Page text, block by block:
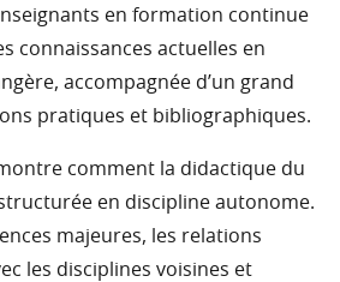
en formation continue
connaissances actuelles en
accompagnée d’un grand
pratiques et bibliographiques.
comment la didactique du
structurée en discipline autonome.
majeures, les relations
les disciplines voisines et